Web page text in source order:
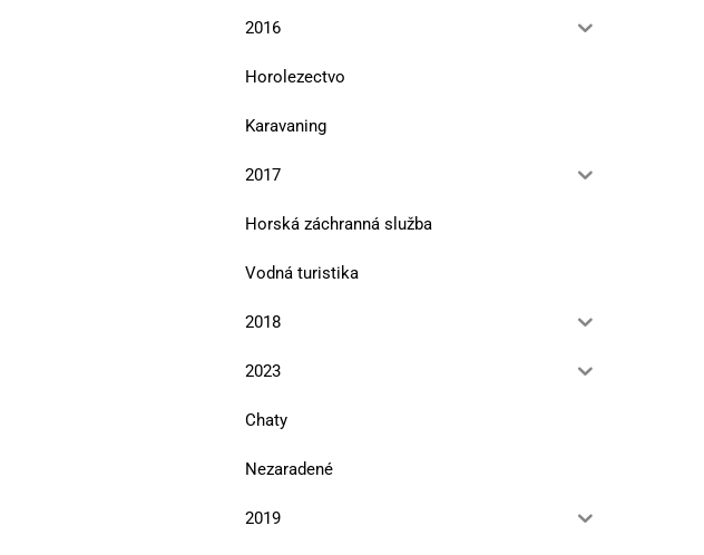
2016
Horolezectvo
Karavaning
2017
Horská záchranná služba
Vodná turistika
2018
2023
Chaty
Nezaradené
2019